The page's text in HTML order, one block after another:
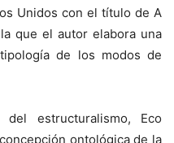
Unidos con el título de A
que el autor elabora una
de los modos de
estructuralismo, Eco
ontológica de la